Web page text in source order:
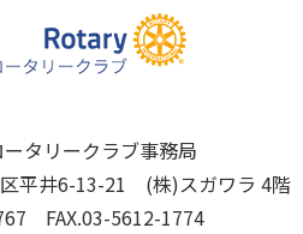
タリークラブ事務局
平井6-13-21 (株)スガワラ 4階
FAX.03-5612-1774